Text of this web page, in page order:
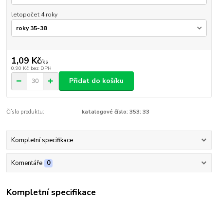
letopočet 4 roky
1,09 Kč/ks
0,90 Kč bez DPH
Přidat do košíku
Číslo produktu: katalogové číslo: 353: 33
Kompletní specifikace
Komentáře 0
Kompletní specifikace